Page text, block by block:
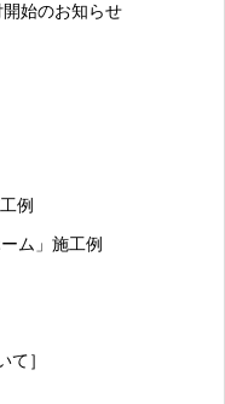
始のお知らせ
例
ム」施工例
］